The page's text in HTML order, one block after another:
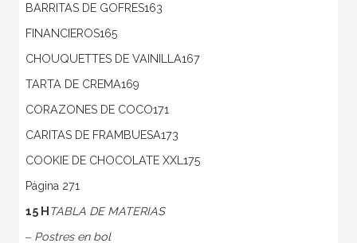
BARRITAS DE GOFRES163
FINANCIEROS165
CHOUQUETTES DE VAINILLA167
TARTA DE CREMA169
CORAZONES DE COCO171
CARITAS DE FRAMBUESA173
COOKIE DE CHOCOLATE XXL175
Página 271
15 H TABLA DE MATERIAS
‒ Postres en bol